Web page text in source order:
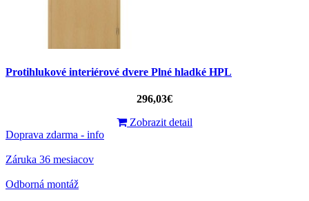
Protihlukové interiérové ​​dvere Plné hladké HPL
296,03€
Zobrazit detail
Doprava zdarma - info
Záruka 36 mesiacov
Odborná montáž